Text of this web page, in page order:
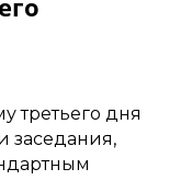
третьего дня
заседания,